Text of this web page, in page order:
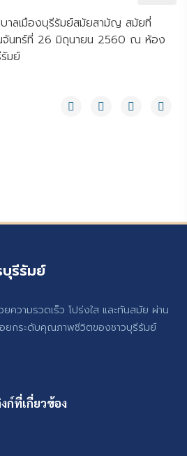
บาลเมืองบุรีรัมย์สมัยสามัญ สมัยที่
จันทร์ที่ 26 มิถุนายน 2560 ณ ห้อง
มย์
รีรัมย์
ความรวดเร็ว โปร่งใส และทันสมัย ผ่าน
ยกระดับคุณภาพชีวิตของชาวบุรีรัมย์
ก์ที่เกี่ยวข้อง